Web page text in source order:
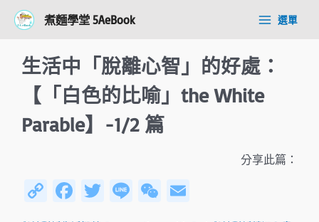
煮麵學堂 5AeBook
Main選單
生活中「脫離心智」的好處：
【「白色的比喻」the White
Parable】-1/2 篇
分享此篇：
C
Fa T
Li
W
navigation